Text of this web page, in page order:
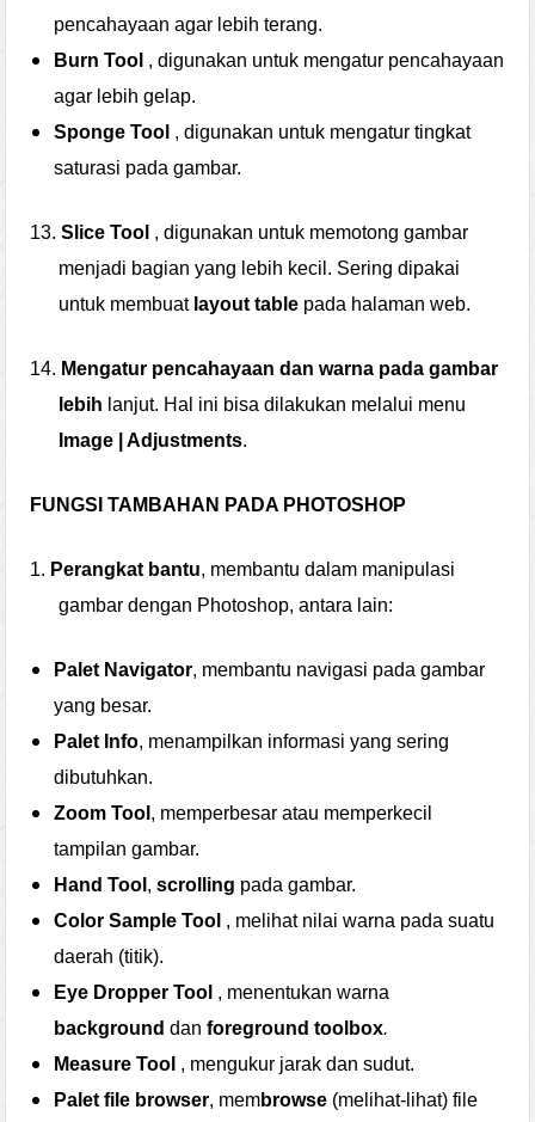
pencahayaan agar lebih terang.
Burn Tool , digunakan untuk mengatur pencahayaan
agar lebih gelap.
Sponge Tool , digunakan untuk mengatur tingkat
saturasi pada gambar.
13. Slice Tool , digunakan untuk memotong gambar
menjadi bagian yang lebih kecil. Sering dipakai
untuk membuat layout table pada halaman web.
14. Mengatur pencahayaan dan warna pada gambar
lebih lanjut. Hal ini bisa dilakukan melalui menu
Image | Adjustments.
FUNGSI TAMBAHAN PADA PHOTOSHOP
1. Perangkat bantu, membantu dalam manipulasi
gambar dengan Photoshop, antara lain:
Palet Navigator, membantu navigasi pada gambar
yang besar.
Palet Info, menampilkan informasi yang sering
dibutuhkan.
Zoom Tool , memperbesar atau memperkecil
tampilan gambar.
Hand Tool ,scrolling pada gambar.
Color Sample Tool , melihat nilai warna pada suatu
daerah (titik).
Eye Dropper Tool , menentukan warna
background danforeground toolbox.
Measure Tool , mengukur jarak dan sudut.
Palet file browser, membrowse (melihat-lihat) file